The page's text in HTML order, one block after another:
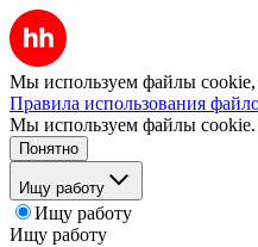
Мы используем файлы cookie,
Правила использования
Мы используем файлы cookie.
Понятно
Ищу работу
Ищу работу
Ищу работу